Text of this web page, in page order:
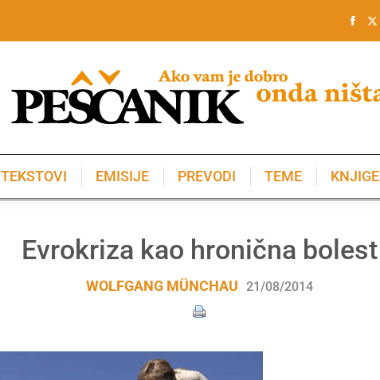
TEKSTOVI EMISIJE PREVODI TEME KNJIGE
Evrokriza kao hronična bolest
WOLFGANG MÜNCHAU 21/08/2014
KNJIGE